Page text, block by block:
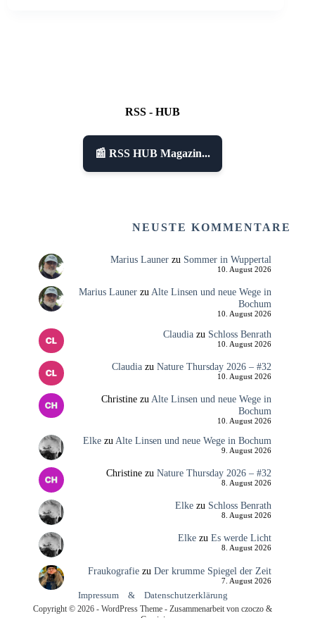
RSS - HUB
📰 RSS HUB Magazin...
NEUSTE KOMMENTARE
Marius Launerzu Sommer in Wuppertal
10. August 2026
Marius LaunerzuAlte Linsen und neue Wege in
Bochum
10. August 2026
Claudiazu Schloss Benrath
10. August 2026
Claudiazu Nature Thursday 2026 – #32
10. August 2026
Christinezu Alte Linsen und neue Wege in
Bochum
10. August 2026
Elkezu Alte Linsen und neue Wege in Bochum
9. August 2026
Christinezu Nature Thursday 2026 – #32
8. August 2026
Elkezu Schloss Benrath
8. August 2026
Elkezu Es werde Licht
8. August 2026
Fraukografiezu Der krumme Spiegel der Zeit
7. August 2026
Impressum & Datenschutzerklärung
Copyright © 2026 - WordPress Theme - Zusammenarbeit von czoczo &